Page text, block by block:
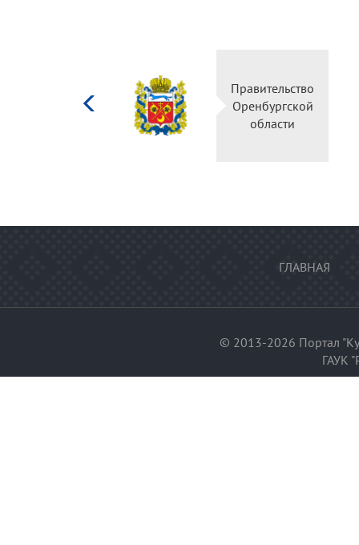
Правительство
Оренбургской
области
ГЛАВНАЯ
© 2013-2026 Портал
ГАУК